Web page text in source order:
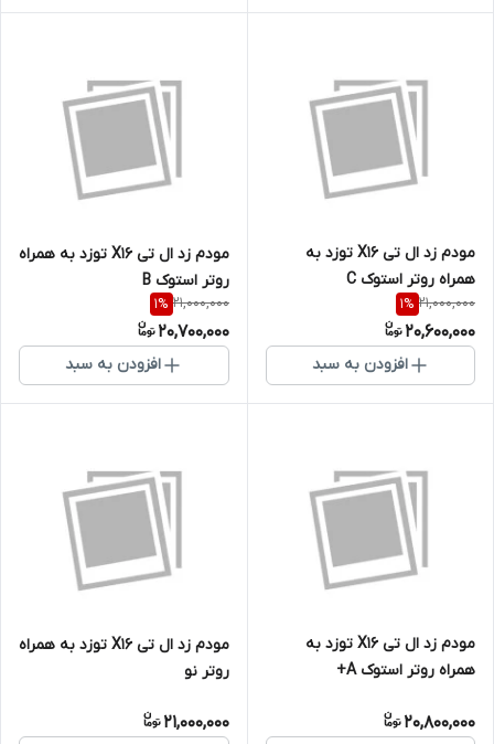
مودم زد ال تی X16 توزد به
همراه روتر استوک C
21,000,000
1%
20,600,000
افزودن به سبد
مودم زد ال تی X16 توزد به همراه
روتر استوک B
21,000,000
1%
20,700,000
افزودن به سبد
مودم زد ال تی X16 توزد به
همراه روتر استوک A+
20,800,000
مودم زد ال تی X16 توزد به همراه
روتر نو
21,000,000